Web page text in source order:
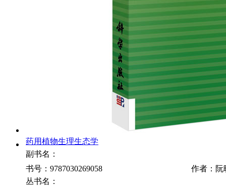
药用植物生理生态学
副书名：
书号：9787030269058
作者：阮
丛书名：